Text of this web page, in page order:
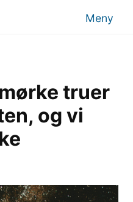
Meny
truer
og vi